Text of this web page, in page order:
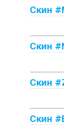
Скин
Скин
Скин
Скин